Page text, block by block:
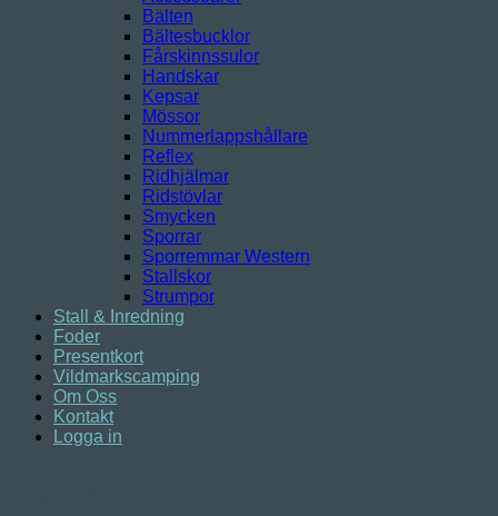
Bälten
Bältesbucklor
Fårskinnssulor
Handskar
Kepsar
Mössor
Nummerlappshållare
Reflex
Ridhjälmar
Ridstövlar
Smycken
Sporrar
Sporremmar Western
Stallskor
Strumpor
Stall & Inredning
Foder
Presentkort
Vildmarkscamping
Om Oss
Kontakt
Logga in